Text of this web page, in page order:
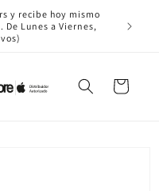
y recibe hoy mismo
De Lunes a Viernes,
✈️
Carrito